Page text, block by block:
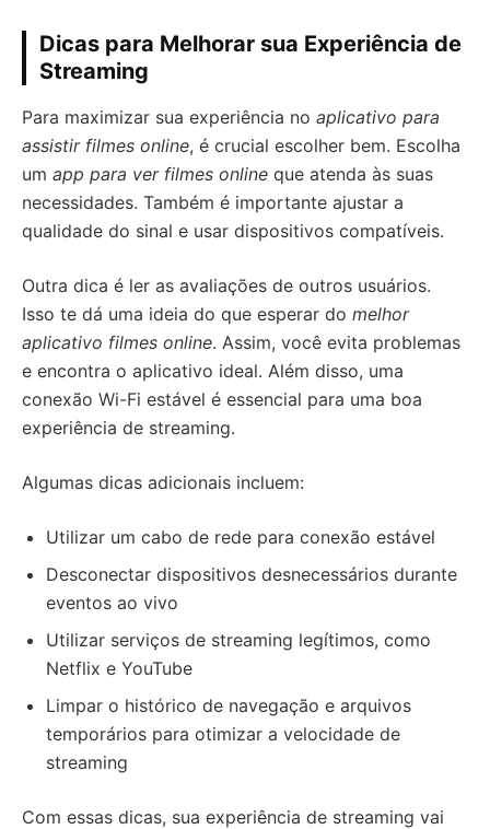
Dicas para Melhorar sua Experiência de
Streaming
Para maximizar sua experiência no aplicativo para
assistir filmes online, é crucial escolher bem. Escolha
um app para ver filmes online que atenda às suas
necessidades. Também é importante ajustar a
qualidade do sinal e usar dispositivos compatíveis.
Outra dica é ler as avaliações de outros usuários.
Isso te dá uma ideia do que esperar do melhor
aplicativo filmes online. Assim, você evita problemas
e encontra o aplicativo ideal. Além disso, uma
conexão Wi-Fi estável é essencial para uma boa
experiência de streaming.
Algumas dicas adicionais incluem:
Utilizar um cabo de rede para conexão estável
Desconectar dispositivos desnecessários durante
eventos ao vivo
Utilizar serviços de streaming legítimos, como
Netflix e YouTube
Limpar o histórico de navegação e arquivos
temporários para otimizar a velocidade de
streaming
Com essas dicas, sua experiência de streaming vai